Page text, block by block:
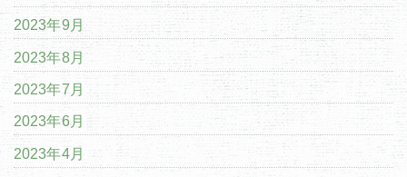
2023年9月
2023年8月
2023年7月
2023年6月
2023年4月